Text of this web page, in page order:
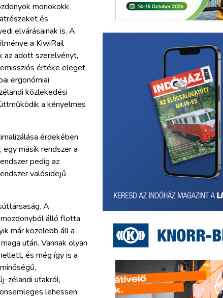
monokokk
és
elvárásainak is. A
a KiwiRail
az adott szerelvényt,
értéke eleget
ergonómiai
közlekedési
a kényelmes
érdekében
másik rendszer a
pedig az
valósidejű
A
álló flotta
már közelebb áll a
után. Vannak olyan
és még így is a
zélandi utakról,
lehessen